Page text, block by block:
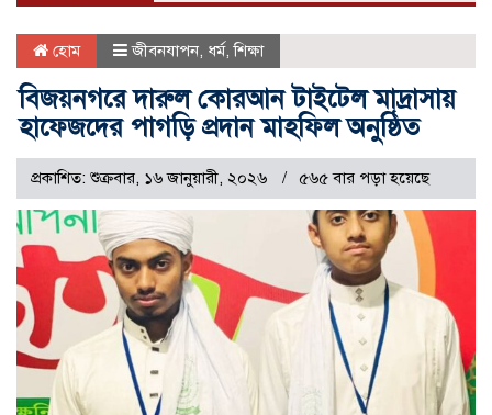
হোম জীবনযাপন ধর্ম,শিক্ষা
বিজয়নগরে দারুল কোরআন টাইটেল মাদ্রাসায়
হাফেজদের পাগড়ি প্রদান মাহফিল অনুষ্ঠিত
প্রকাশিত: শুক্রবার, ১৬ জানুয়ারী, ২০২৬ ৫৬৫ বার পড়া হয়েছে